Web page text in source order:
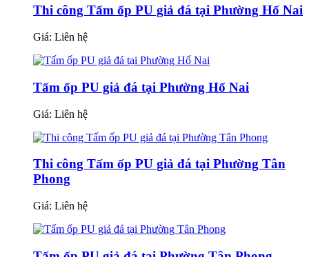
Thi công Tấm ốp PU giả đá tại Phường Hố Nai
Giá: Liên hệ
Tấm ốp PU giả đá tại Phường Hố Nai
Giá: Liên hệ
Thi công Tấm ốp PU giả đá tại Phường Tân
Phong
Giá: Liên hệ